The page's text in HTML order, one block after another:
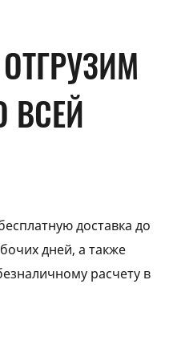
ВСЕЙ
доставка до
дней, а также
расчету в